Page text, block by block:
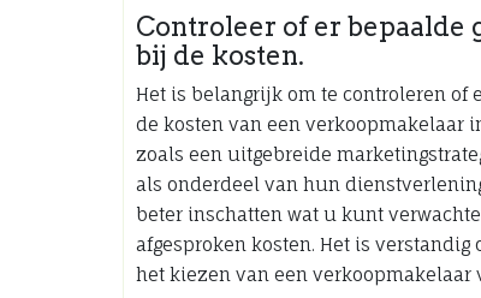
Controleer of er bepaalde
bij de kosten.
Het is belangrijk om te controleren
de kosten van een verkoopmakelaar
zoals een uitgebreide
als onderdeel van hun
beter inschatten wat u kunt
afgesproken kosten. Het is
het kiezen van een verkoopmakelaar